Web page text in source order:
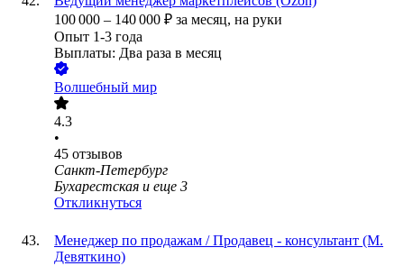
100 000 – 140 000 ₽ за месяц, на руки
Опыт 1-3 года
Выплаты: Два раза в месяц
Волшебный мир
4.3
•
45 отзывов
Санкт-Петербург
Бухарестская и еще 3
Откликнуться
Менеджер по продажам / Продавец - консультант (М.
Девяткино)